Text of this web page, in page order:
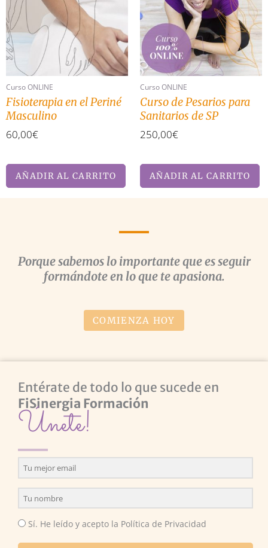
Curso ONLINE
Fisioterapia en el Periné
Masculino
60,00€
AÑADIR AL CARRITO
Curso ONLINE
Curso de Pesarios para
Sanitarios de SP
250,00€
AÑADIR AL CARRITO
Porque sabemos lo importante que es seguir
formándote en lo que te apasiona.
COMIENZA HOY
Entérate de todo lo que sucede en
FiSinergia Formación
Únete!
Sí. He leído y acepto la Política de Privacidad